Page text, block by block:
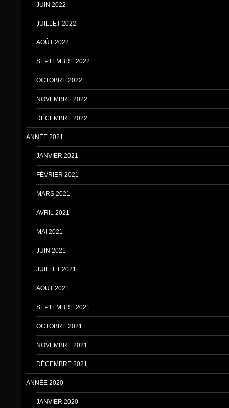
JUIN 2022
JUILLET 2022
AOÛT 2022
SEPTEMBRE 2022
OCTOBRE 2022
NOVEMBRE 2022
DÉCEMBRE 2022
ANNÉE 2021
JANVIER 2021
FÉVRIER 2021
MARS 2021
AVRIL 2021
MAI 2021
JUIN 2021
JUILLET 2021
AOUT 2021
SEPTEMBRE 2021
OCTOBRE 2021
NOVEMBRE 2021
DÉCEMBRE 2021
ANNÉE 2020
JANVIER 2020